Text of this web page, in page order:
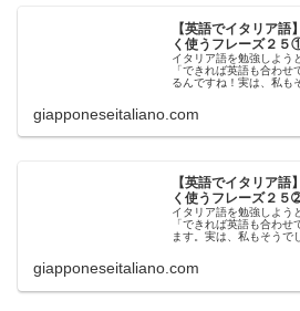
【英語でイタリア語
く使うフレーズ２５
イタリア語を勉強しよう
「できれば英語も合わ
るんですね！実は、私も
giapponeseitaliano.com
【英語でイタリア語
く使うフレーズ２５
イタリア語を勉強しよう
「できれば英語も合わ
ます。実は、私もそうで
giapponeseitaliano.com